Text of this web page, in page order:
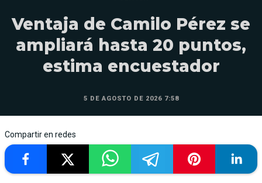
Ventaja de Camilo Pérez se
ampliará hasta 20 puntos,
estima encuestador
5 DE AGOSTO DE 2026 7:58
Compartir en redes